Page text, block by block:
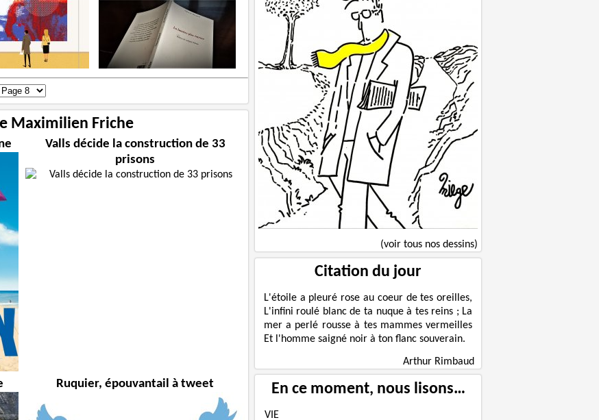
Maximilien Friche
Valls décide la construction de 33
prisons
Ruquier, épouvantail à tweet
(voir tous nos dessins)
Citation du jour
L'étoile a pleuré rose au coeur de tes oreilles,
L'infini roulé blanc de ta nuque à tes reins ; La
mer a perlé rousse à tes mammes vermeilles
Et l'homme saigné noir à ton flanc souverain.
Arthur Rimbaud
En ce moment, nous lisons…
VIE